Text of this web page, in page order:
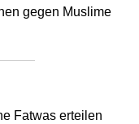
gegen Muslime
Fatwas erteilen